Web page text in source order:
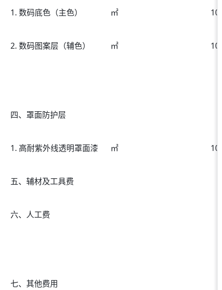
1. 数码底色（主色） ㎡
2. 数码图案层（辅色） ㎡
四、罩面防护层
1. 高耐紫外线透明罩面漆 ㎡
五、辅材及工具费
六、人工费
七、其他费用